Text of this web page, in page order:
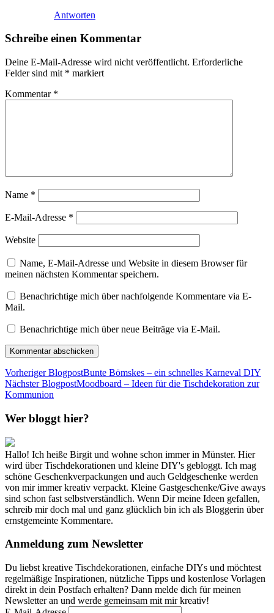
Antworten
Schreibe einen Kommentar
Deine E-Mail-Adresse wird nicht veröffentlicht. Erforderliche
Felder sind mit * markiert
Kommentar *
Name *
E-Mail-Adresse *
Website
Name, E-Mail-Adresse und Website in diesem Browser für
meinen nächsten Kommentar speichern.
Benachrichtige mich über nachfolgende Kommentare via E-
Mail.
Benachrichtige mich über neue Beiträge via E-Mail.
Vorheriger BlogpostBunte Bömskes – ein schnelles Karneval DIY
Nächster BlogpostMoodboard – Ideen für die Tischdekoration zur
Kommunion
Wer bloggt hier?
Hallo! Ich heiße Birgit und wohne schon immer in Münster. Hier
wird über Tischdekorationen und kleine DIY's gebloggt. Ich mag
schöne Geschenkverpackungen und auch Geldgeschenke werden
von mir immer kreativ verpackt. Kleine Gastgeschenke/Give aways
sind schon fast selbstverständlich. Wenn Dir meine Ideen gefallen,
schreib mir doch mal und ganz glücklich bin ich als Bloggerin über
ernstgemeinte Kommentare.
Anmeldung zum Newsletter
Du liebst kreative Tischdekorationen, einfache DIYs und möchtest
regelmäßige Inspirationen, nützliche Tipps und kostenlose Vorlagen
direkt in dein Postfach erhalten? Dann melde dich für meinen
Newsletter an und werde gemeinsam mit mir kreativ!